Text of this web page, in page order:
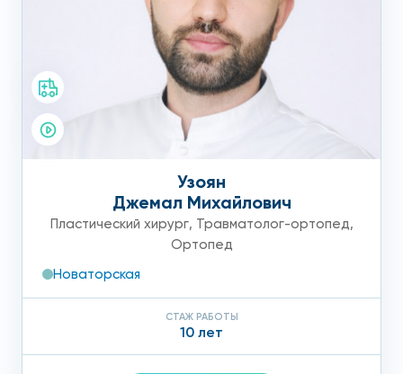
Узоян
Джемал Михайлович
Пластический хирург, Травматолог-ортопед,
Ортопед
Новаторская
СТАЖ РАБОТЫ
10 лет